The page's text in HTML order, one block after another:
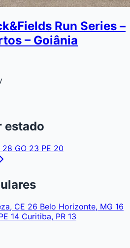
Run Series –
– Goiânia
estado
28 GO 23 PE 20
CE 26 Belo Horizonte, MG 16
14 Curitiba, PR 13